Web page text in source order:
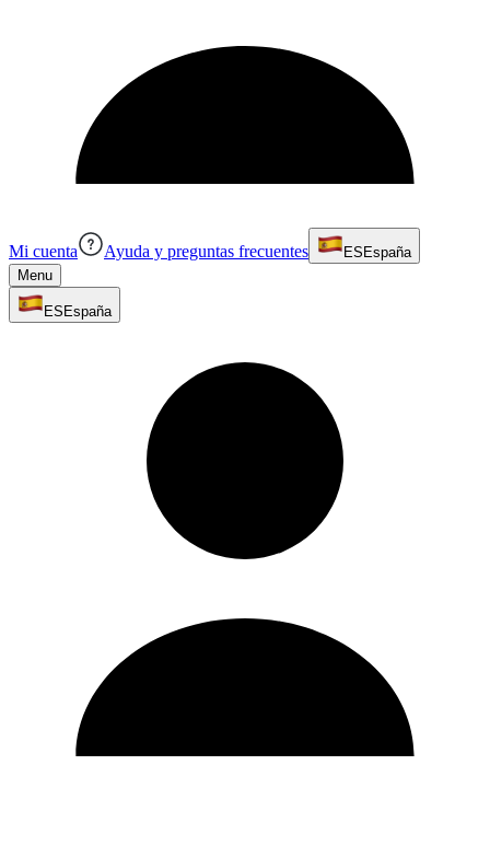
Mi cuenta Ayuda y preguntas frecuentes ES España
Menu
ES España